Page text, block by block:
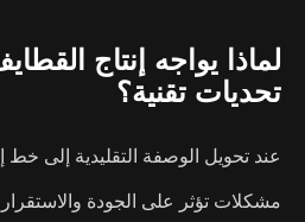
لماذا يواجه إنتاج
تحديات تقنية؟
عند تحويل الوصفة التقليدية إلى خط
مشكلات تؤثر على الجودة